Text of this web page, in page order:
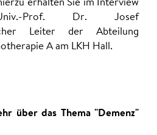
erhalten Sie im Interview
Prof. Dr. Josef
Leiter der Abteilung
A am LKH Hall.
über das Thema "Demenz"